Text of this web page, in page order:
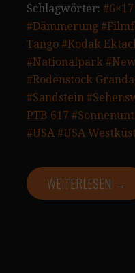
Schlagwörter: #6×17
#Dämmerung
Tango #Kodak
#Nationalpark
#Rodenstock
#Sandstein
PTB 617
#USA #USA
WEITERLESEN →